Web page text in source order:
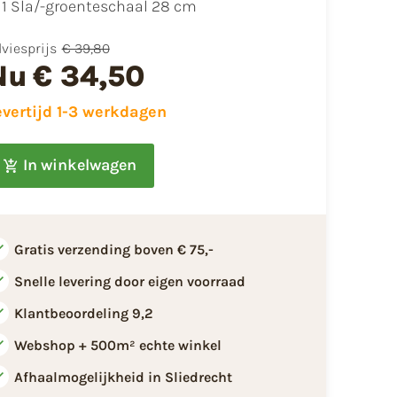
1 Sla/-groenteschaal 28 cm
€ 39,80
€ 34,50
1-3 werkdagen
In winkelwagen
Gratis verzending boven € 75,-
Snelle levering door eigen voorraad
Klantbeoordeling 9,2
Webshop + 500m² echte winkel
Afhaalmogelijkheid in Sliedrecht